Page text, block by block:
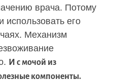
врача. Потому
использовать его
Механизм
И с мочой из
компоненты.